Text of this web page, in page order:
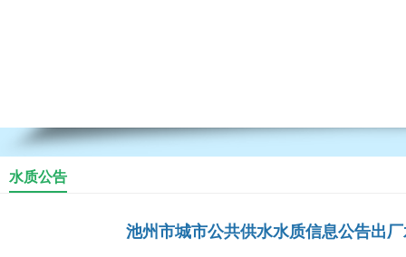
水质公告
池州市城市公共供水水质信息公告出厂